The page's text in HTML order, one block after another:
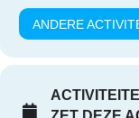
ANDERE